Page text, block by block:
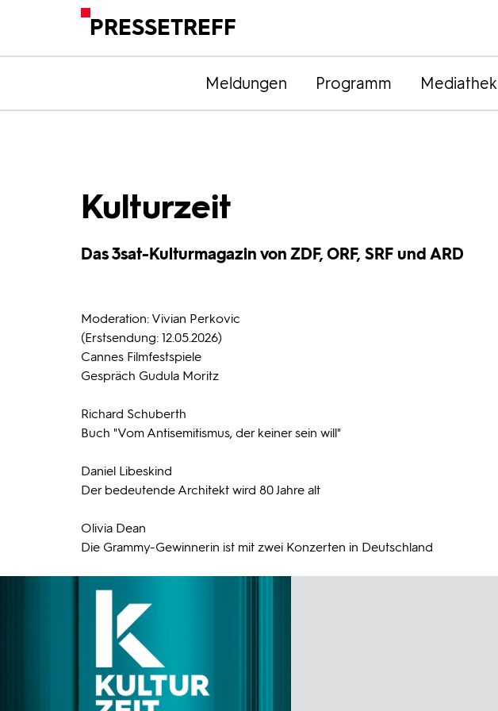
PRESSETREFF
Meldungen Programm Mediathek
Kulturzeit
Das 3sat-Kulturmagazin von ZDF, ORF, SRF und ARD
Moderation: Vivian Perkovic
(Erstsendung: 12.05.2026)
Cannes Filmfestspiele
Gespräch Gudula Moritz
Richard Schuberth
Buch "Vom Antisemitismus, der keiner sein will"
Daniel Libeskind
Der bedeutende Architekt wird 80 Jahre alt
Olivia Dean
Die Grammy-Gewinnerin ist mit zwei Konzerten in Deutschland